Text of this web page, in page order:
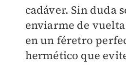
cadáver. Sin duda
enviarme de
en un féretro
hermético que